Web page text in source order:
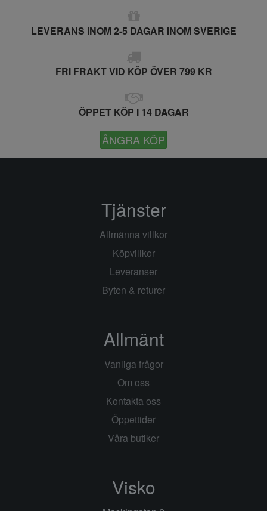
LEVERANS INOM 2-5 DAGAR INOM SVERIGE
FRI FRAKT VID KÖP ÖVER 799 KR
ÖPPET KÖP I 14 DAGAR
ÅNGRA KÖP
Tjänster
Allmänna villkor
Köpvillkor
Leveranser
Byten & returer
Allmänt
Vanliga frågor
Om oss
Kontakta oss
Öppettider
Våra butiker
Visko